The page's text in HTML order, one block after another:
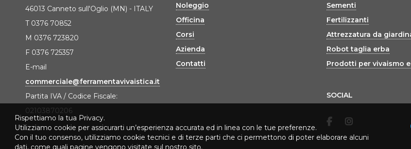
46013 Canneto sull'Oglio (MN) - ITALY
T 0376 70852
M 0376 723820
F 0376 725357
E-mail
commerciale@ferramentavivaistica.it
Partita IVA / Codice Fiscale:
02103870206
Noleggio
Officina
Corsi
Azienda
Contatti
Sementi
Fertilizzanti
Attrezzatura da
Robot taglia erba
Prodotti per vivaismo
SOCIAL
Rispettiamo la tua Privacy.
Utilizziamo cookie per assicurarti un’esperienza accurata ed in linea con le tue preferenze.
Con il tuo consenso, utilizziamo cookie tecnici e di terze parti che ci permettono di poter elaborare alcuni
dati, come quali pagine vengono visitate sul nostro sito.